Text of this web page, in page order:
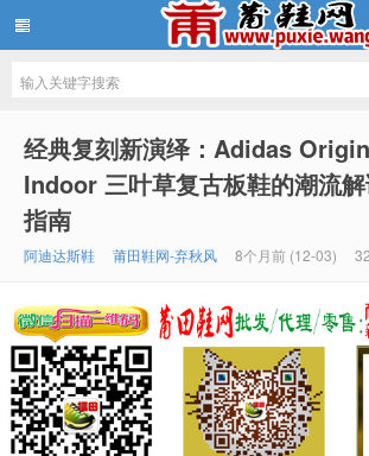
经典复刻新演绎：Adidas
Indoor 三叶草复古板鞋的潮流
指南
阿迪达斯鞋 莆田鞋网-弃秋风 8个月前 (12-03)